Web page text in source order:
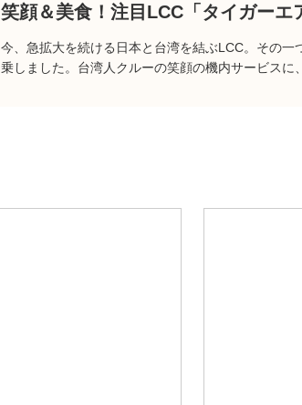
笑顔＆美食！注目LCC「タイガーエ
今、急拡大を続ける日本と台湾を結ぶLCC。その
乗しました。台湾人クルーの笑顔の機内サービスに